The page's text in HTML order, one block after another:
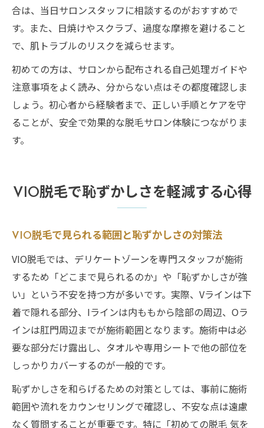
合は、当日サロンスタッフに相談するのがおすすめで
す。また、日焼けやスクラブ、過度な摩擦を避けること
で、肌トラブルのリスクを減らせます。
初めての方は、サロンから配布される自己処理ガイドや
注意事項をよく読み、分からない点はその都度確認しま
しょう。初心者から経験者まで、正しい手順とケアを守
ることが、安全で効果的な脱毛サロン体験につながりま
す。
VIO脱毛で恥ずかしさを軽減する心得
VIO脱毛で見られる範囲と恥ずかしさの対策法
VIO脱毛では、デリケートゾーンを専門スタッフが施術
するため「どこまで見られるのか」や「恥ずかしさが強
い」という不安を持つ方が多いです。実際、Vラインは下
着で隠れる部分、Iラインは内ももから陰部の周辺、Oラ
インは肛門周辺までが施術範囲となります。施術中は必
要な部分だけ露出し、タオルや専用シートで他の部位を
しっかりカバーするのが一般的です。
恥ずかしさを和らげるための対策としては、事前に施術
範囲や流れをカウンセリングで確認し、不安な点は遠慮
なく質問することが重要です。特に「初めての脱毛 気を